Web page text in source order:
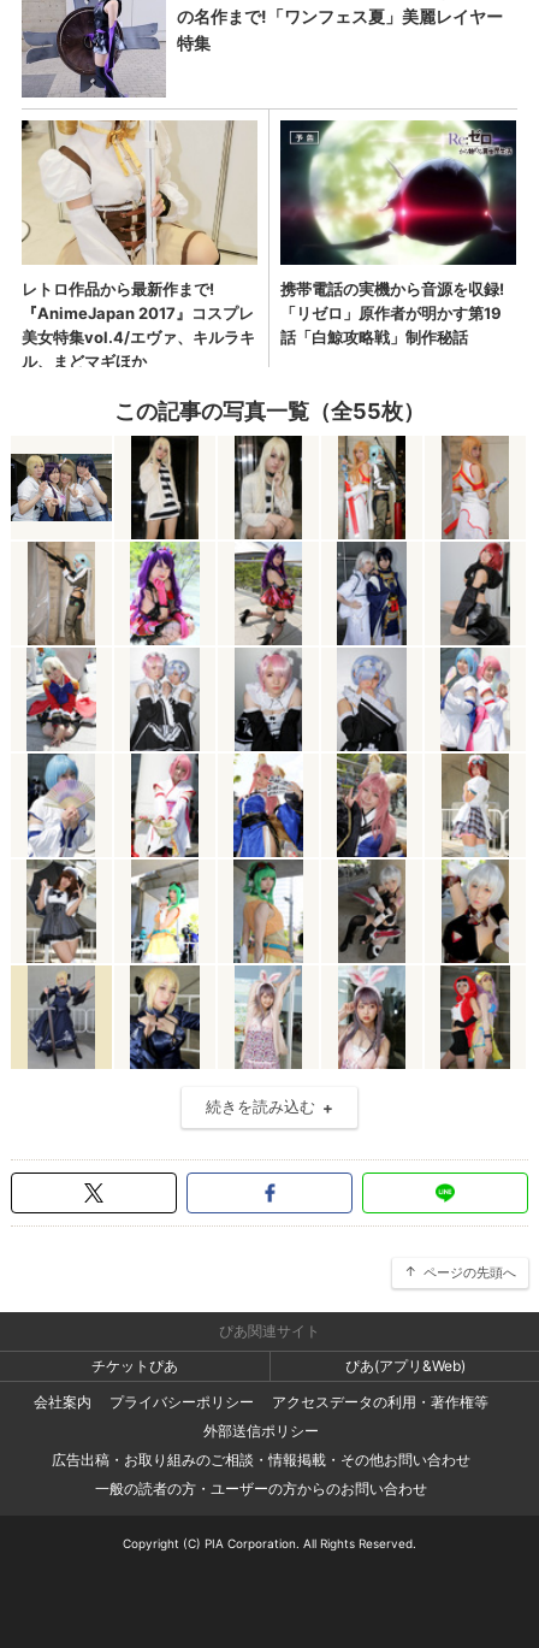
この記事の写真一覧（全55枚）
続きを読み込む
ページの先頭へ
ぴあ関連サイト
チケットぴあ
ぴあ(アプリ&Web)
会社案内
プライバシーポリシー
アクセスデータの利用・著作権等
外部送信ポリシー
広告出稿・お取り組みのご相談・情報掲載・その他お問い合わせ
一般の読者の方・ユーザーの方からのお問い合わせ
Copyright (C) PIA Corporation. All Rights Reserved.